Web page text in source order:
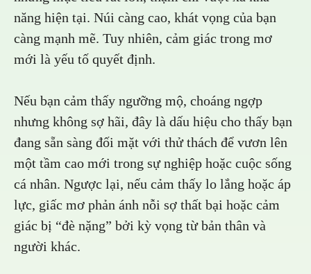
năng hiện tại. Núi càng cao, khát vọng của bạn
càng mạnh mẽ. Tuy nhiên, cảm giác trong mơ
mới là yếu tố quyết định.
Nếu bạn cảm thấy ngưỡng mộ, choáng ngợp
nhưng không sợ hãi, đây là dấu hiệu cho thấy bạn
đang sẵn sàng đối mặt với thử thách để vươn lên
một tầm cao mới trong sự nghiệp hoặc cuộc sống
cá nhân. Ngược lại, nếu cảm thấy lo lắng hoặc áp
lực, giấc mơ phản ánh nỗi sợ thất bại hoặc cảm
giác bị “đè nặng” bởi kỳ vọng từ bản thân và
người khác.